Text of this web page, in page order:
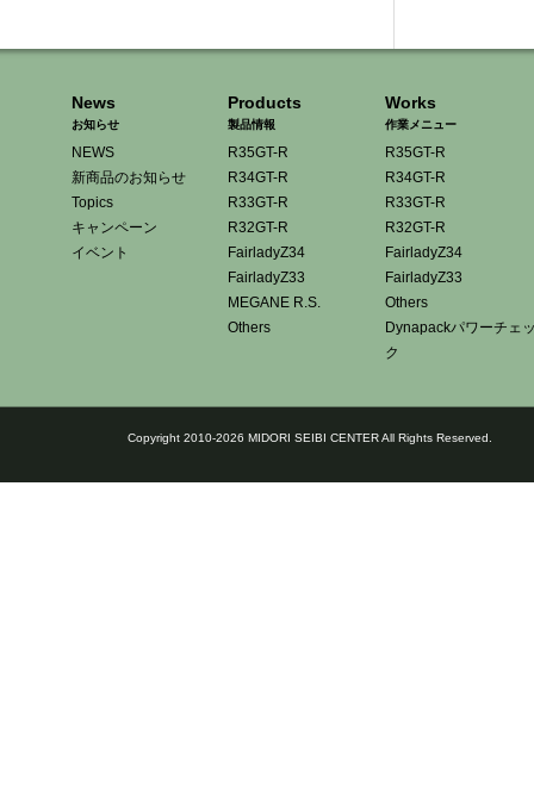
News
お知らせ
NEWS
新商品のお知らせ
Topics
キャンペーン
イベント
Products
製品情報
R35GT-R
R34GT-R
R33GT-R
R32GT-R
FairladyZ34
FairladyZ33
MEGANE R.S.
Others
Works
作業メニュー
R35GT-R
R34GT-R
R33GT-R
R32GT-R
FairladyZ34
FairladyZ33
Others
Dynapackパワーチェ
ク
Copyright 2010-2026 MIDORI SEIBI CENTER All Rights Reserved.